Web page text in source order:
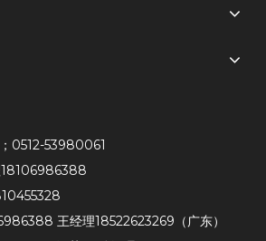
0512-53980061
王经理18522623269（广东）